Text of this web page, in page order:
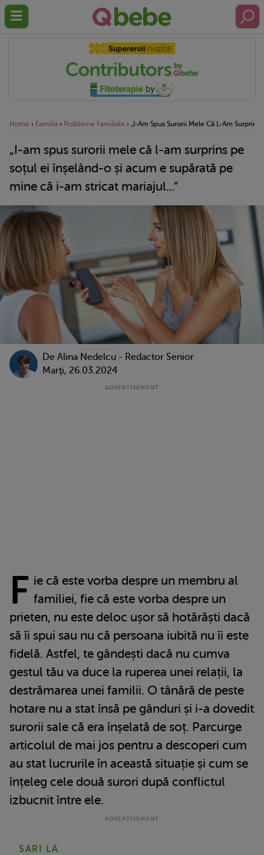
Home › Familia › Probleme Familiale › „I-Am Spus Surorii Mele Că L-Am
„I-am spus surorii mele că l-am surprins pe
soțul ei înșelând-o și acum e supărată pe
mine că i-am stricat mariajul...”
De Alina Nedelcu - Redactor Senior
Marţi, 26.03.2024
F ie că este vorba despre un membru al
familiei, fie că este vorba despre un
prieten, nu este deloc ușor să hotărăști dacă
să îi spui sau nu că persoana iubită nu îi este
fidelă. Astfel, te gândești dacă nu cumva
gestul tău va duce la ruperea unei relații, la
destrămarea unei familii. O tânără de peste
hotare nu a stat însă pe gânduri și i-a dovedit
surorii sale că era înșelată de soț. Parcurge
articolul de mai jos pentru a descoperi cum
au stat lucrurile în această situație și cum se
înțeleg cele două surori după conflictul
izbucnit între ele.
SARI LA